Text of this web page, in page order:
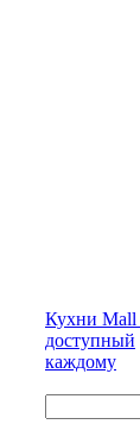
Кухни Mall
доступный
каждому